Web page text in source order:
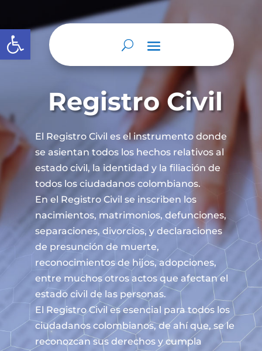
Abrir barra de herramientas
Registro Civil
El Registro Civil es el instrumento donde
se asientan todos los hechos relativos al
estado civil, la identidad y la filiación de
todos los ciudadanos colombianos.
En el Registro Civil se inscriben los
nacimientos, matrimonios, defunciones,
separaciones, divorcios, y declaraciones
de presunción de muerte,
reconocimientos de hijos, adopciones,
entre muchos otros actos que afectan el
estado civil de las personas.
El Registro Civil es esencial para todos los
ciudadanos colombianos, de ahí que, se le
reconozcan sus derechos y cumpla